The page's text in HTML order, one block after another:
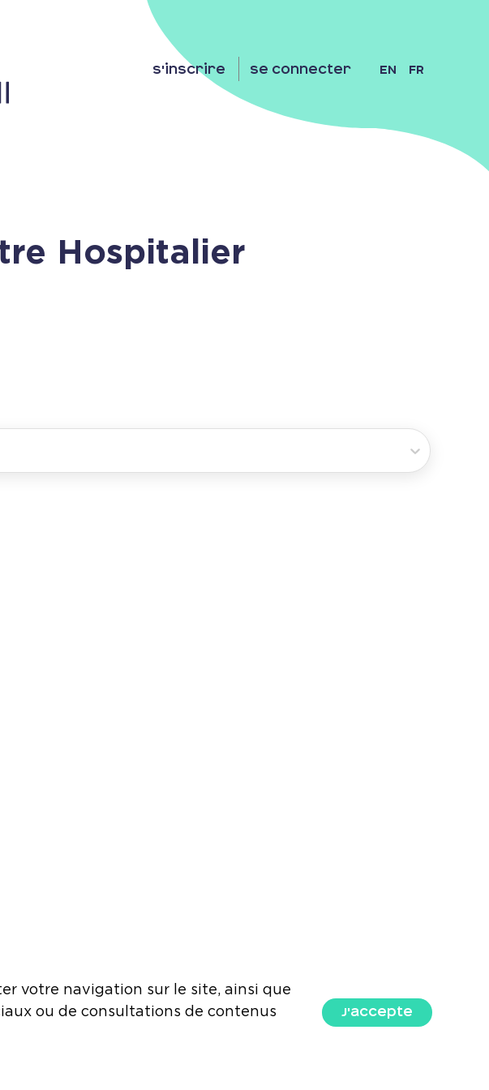
S'inscrire Se Connecter EN FR
Hospitalier
votre navigation sur le site, ainsi que
ou de consultations de contenus
J'accepte